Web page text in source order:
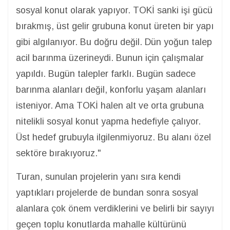
sosyal konut olarak yapıyor. TOKİ sanki işi gücü
bırakmış, üst gelir grubuna konut üreten bir yapı
gibi algılanıyor. Bu doğru değil. Dün yoğun talep
acil barınma üzerineydi. Bunun için çalışmalar
yapıldı. Bugün talepler farklı. Bugün sadece
barınma alanları değil, konforlu yaşam alanları
isteniyor. Ama TOKİ halen alt ve orta grubuna
nitelikli sosyal konut yapma hedefiyle çalıyor.
Üst hedef grubuyla ilgilenmiyoruz. Bu alanı özel
sektöre bırakıyoruz."
Turan, sunulan projelerin yanı sıra kendi
yaptıkları projelerde de bundan sonra sosyal
alanlara çok önem verdiklerini ve belirli bir sayıyı
geçen toplu konutlarda mahalle kültürünü